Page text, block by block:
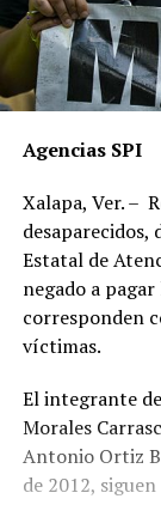
Agencias SPI
Xalapa, Ver. –
Estatal de
negado a
corresponden
víctimas.
El integrante
Morales
Antonio Ortiz
de 2012,